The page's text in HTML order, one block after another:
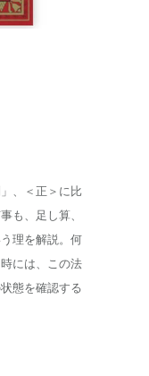
、＜正＞に比
も、足し算、
理を解説。何
には、この法
態を確認する